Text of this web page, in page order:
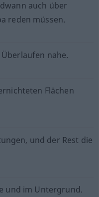
auch über
reden müssen.
nahe.
Flächen
und der Rest die
und im Untergrund.